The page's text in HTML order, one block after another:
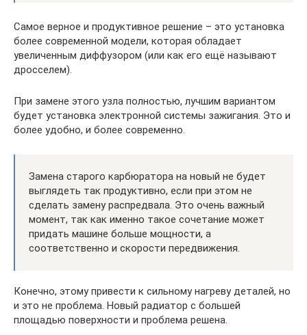
Самое верное и продуктивное решение – это установка
более современной модели, которая обладает
увеличенным диффузором (или как его ещё называют
дросселем).
При замене этого узла полностью, лучшим вариантом
будет установка электронной системы зажигания. Это и
более удобно, и более современно.
Замена старого карбюратора на новый не будет
выглядеть так продуктивно, если при этом не
сделать замену распредвала. Это очень важный
момент, так как именно такое сочетание может
придать машине больше мощности, а
соответственно и скорости передвижения.
Конечно, этому привести к сильному нагреву деталей, но
и это не проблема. Новый радиатор с большей
площадью поверхности и проблема решена.